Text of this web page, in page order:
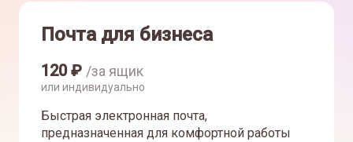
Почта для бизнеса
120₽ /за ящик
или индивидуально
Быстрая электронная почта,
предназначенная для комфортной работы